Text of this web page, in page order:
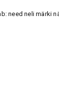
näitavad, et